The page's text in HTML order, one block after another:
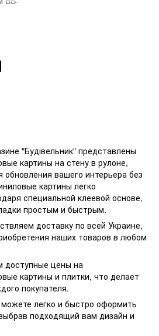
"Будівельник" представлены
картины на стену в рулоне,
вашего интерьера без
картины легко
специальной клеевой основе,
простым и быстрым.
доставку по всей Украине,
наших товаров в любом
цены на
картины и плитки, что делает
покупателя.
легко и быстро оформить
подходящий вам дизайн и